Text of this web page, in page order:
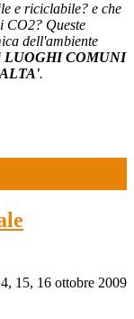
e riciclabile? e che
CO2? Queste
dell'ambiente
LUOGHI COMUNI
.
15, 16 ottobre 2009